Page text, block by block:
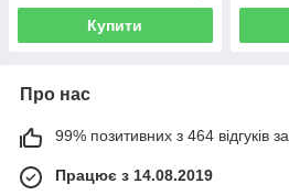
Купити
Про нас
99% позитивних з 464 відгуків за
Працює з 14.08.2019